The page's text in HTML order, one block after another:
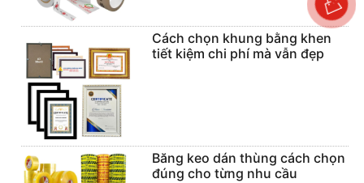
Cách chọn khung bằng khen
tiết kiệm chi phí mà vẫn đẹp
Băng keo dán thùng cách chọn
đúng cho từng nhu cầu